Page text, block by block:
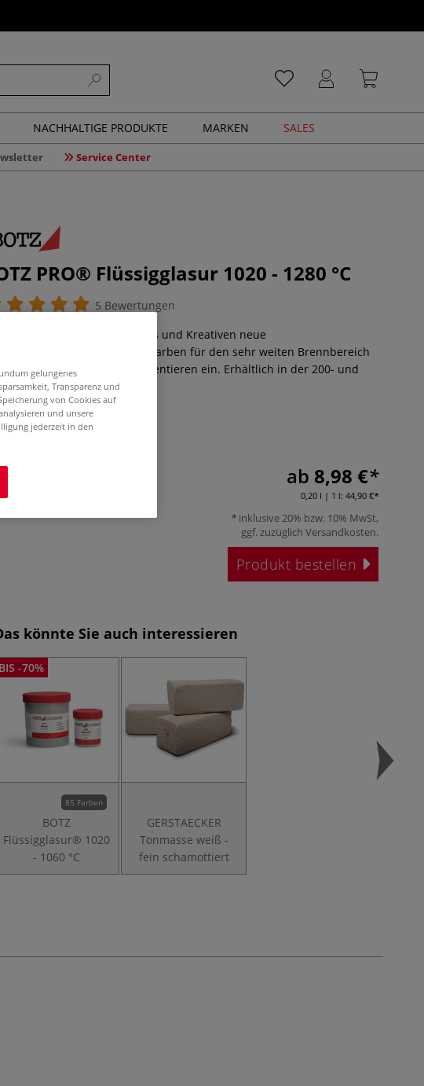
NACHHALTIGE PRODUKTE MARKEN SALES
Service Center
PRO® Flüssigglasur 1020 - 1280 °C
5 Bewertungen
Glasuren-Serie bietet Profis und Kreativen neue
Trendige Farben für den sehr weiten Brennbereich
1280°C laden zum Experimentieren ein. Erhältlich in der 200- und
ml-Dose.
Mehr
ab 8,98 €
0,20 l | 1 l: 44,90 €
inklusive 20% bzw. 10% MwSt,
ggf. zuzüglich Versandkosten.
Produkt bestellen
könnte Sie auch interessieren
BIS -70%
85 Farben
BOTZ
Flüssigglasur® 1020
- 1060 °C
GERSTAECKER
Tonmasse weiß -
fein schamottiert
gelungenes
Transparenz und
von Cookies auf
und unsere
jederzeit in den